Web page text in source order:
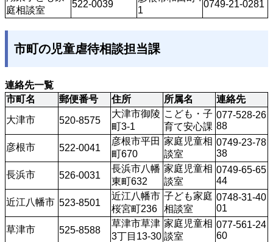
庭相談室
522-0039
1
0749-21-0281
市町の児童虐待相談担当課
連絡先一覧
市町名
郵便番号 住所 所属名
連絡先
大津市
520-8575
大津市御陵
町3-1
こども・子
育て安心課
077-528-26
88
彦根市 522-0041
彦根市平田
町670
家庭児童相
談室
0749-23-78
38
長浜市 526-0031
長浜市八幡
東町632
家庭児童相
談室
0749-65-65
44
近江八幡市 523-8501
近江八幡市
桜宮町236
子ども家庭
相談室
0748-31-40
01
草津市 525-8588
草津市草津
3丁目13-30
家庭児童相
談室
077-561-24
60